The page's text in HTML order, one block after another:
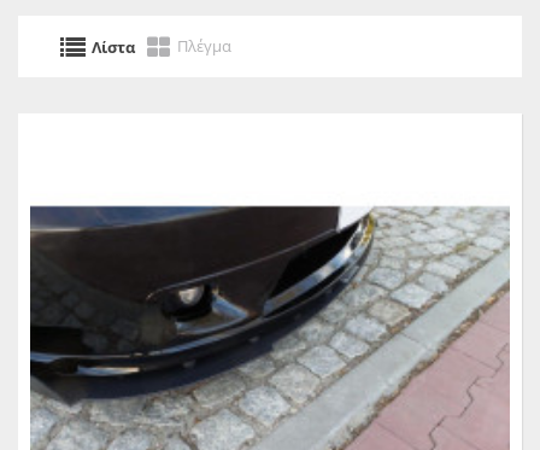
Λίστα Πλέγμα